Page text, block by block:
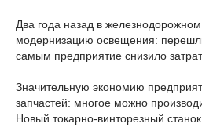
Два года назад в
модернизацию освещения:
самым предприятие снизило
Значительную экономию
запчастей: многое можно
Новый токарно-винторезный